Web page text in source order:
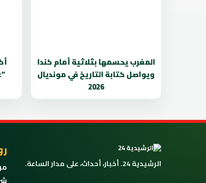
المغرب يحسمها بثلاثية أمام كندا
ويواصل كتابة التاريخ في مونديال
2026
الرشيدية 24. أخبار، أحداث، على مدار الساعة.